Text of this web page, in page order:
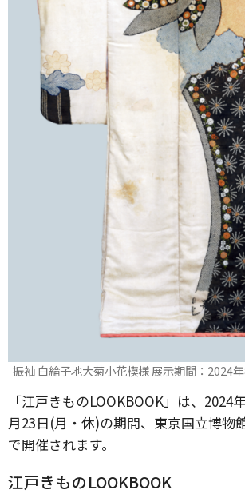
振袖 白綸子地大菊小花模様 展示期間：2024
「江戸きものLOOKBOOK」は、2024
月23日(月・休)の期間、東京国立博物
で開催されます。
江戸きものLOOKBOOK